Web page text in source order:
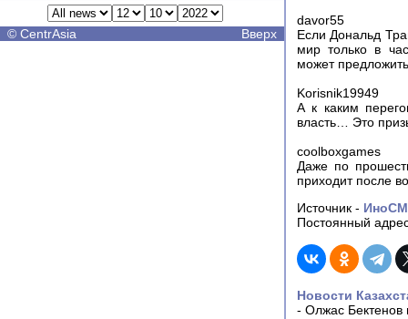
© CentrAsia Вверх
davor55
Если Дональд
мир только в
может
Korisnik19949
А к каким
власть… Это
coolboxgames
Даже по
приходит после
Источник -
Постоянный
Новости
- Олжас Бектенов